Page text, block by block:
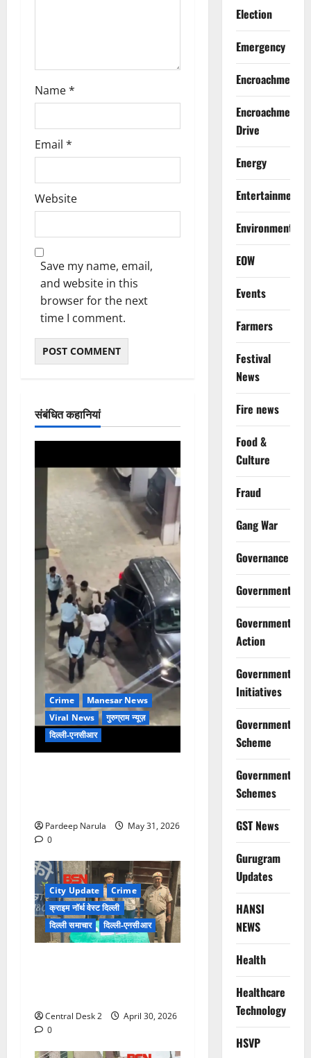
Name*
Email *
Website
Save my name, email,
and website in this
browser for the next
time I comment.
संबंधित कहानियां
Crime
Manesar News
Viral News
गुरुग्राम न्यूज़
दिल्ली-एनसीआर
Pardeep Narula
May 31, 2026
0
City Update
Crime
क्राइम नॉर्थ वेस्ट दिल्ली
दिल्ली समाचार
दिल्ली-एनसीआर
Central Desk 2
April 30, 2026
0
Election
Emergency
Encroachment
Encroachment
Drive
Energy
Entertainment
Environment
EOW
Events
Farmers
Festival
News
Fire news
Food &
Culture
Fraud
Gang War
Governance
Government
Government
Action
Government
Initiatives
Government
Scheme
Government
Schemes
GST News
Gurugram
Updates
HANSI
NEWS
Health
Healthcare
Technology
HSVP